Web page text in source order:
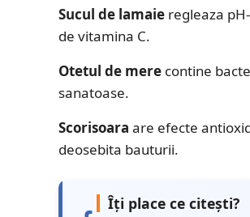
Sucul de lamaie regleaza
de vitamina C.
Otetul de mere contine
sanatoase.
Scorisoara are efecte
deosebita bauturii.
Îți place ce citești?